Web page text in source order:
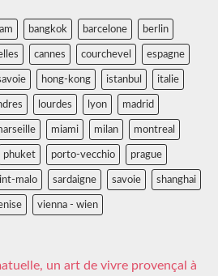
bangkok barcelone berlin
cannes courchevel espagne
hong-kong istanbul italie
lourdes lyon madrid
miami milan montreal
phuket porto-vecchio prague
malo sardaigne savoie shanghai
vienna - wien
un art de vivre provençal à